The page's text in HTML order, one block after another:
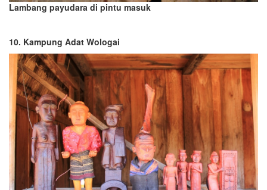
Lambang payudara di pintu masuk
10. Kampung Adat Wologai